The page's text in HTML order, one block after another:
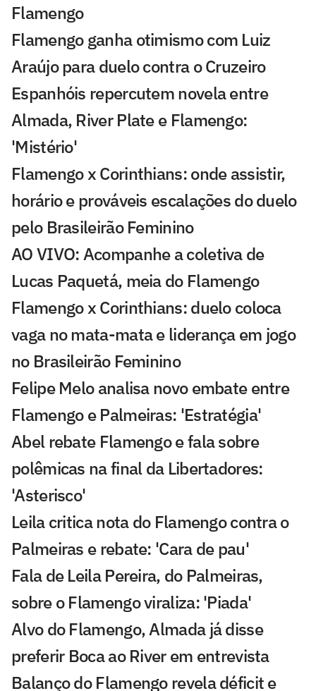
Flamengo
Flamengo ganha otimismo com Luiz
Araújo para duelo contra o Cruzeiro
Espanhóis repercutem novela entre
Almada, River Plate e Flamengo:
'Mistério'
Flamengo x Corinthians: onde assistir,
horário e prováveis escalações do duelo
pelo Brasileirão Feminino
AO VIVO: Acompanhe a coletiva de
Lucas Paquetá, meia do Flamengo
Flamengo x Corinthians: duelo coloca
vaga no mata-mata e liderança em jogo
no Brasileirão Feminino
Felipe Melo analisa novo embate entre
Flamengo e Palmeiras: 'Estratégia'
Abel rebate Flamengo e fala sobre
polêmicas na final da Libertadores:
'Asterisco'
Leila critica nota do Flamengo contra o
Palmeiras e rebate: 'Cara de pau'
Fala de Leila Pereira, do Palmeiras,
sobre o Flamengo viraliza: 'Piada'
Alvo do Flamengo, Almada já disse
preferir Boca ao River em entrevista
Balanço do Flamengo revela déficit e